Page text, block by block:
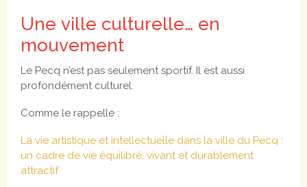
Une ville culturelle… en
mouvement
Le Pecq n’est pas seulement sportif. Il est aussi
profondément culturel.
Comme le rappelle :
La vie artistique et intellectuelle dans la ville du Pecq :
un cadre de vie équilibré, vivant et durablement
attractif